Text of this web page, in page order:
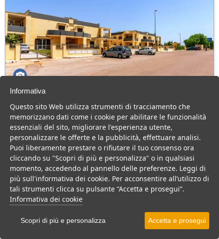
Puglia > Salento > Gallipoli
Residence a Gallipoli, vicinanza al mare e ai servizi principali,
ammessi animali.
Residence
VEDI SU MAPPA
INFO STRUTTURA
Informativa
Questo sito Web utilizza strumenti di tracciamento che
memorizzano dati come i cookie per abilitare le funzionalità
essenziali del sito, migliorare l'esperienza utente,
personalizzare le offerte e la pubblicità, effettuare analisi.
Puoi liberamente prestare o rifiutare il tuo consenso ora
cliccando su "Scopri di più e personalizza" o in qualsiasi
momento, accedendo al pannello delle preferenze. Leggi di
più sull'informativa dei cookie. Per acconsentire all’utilizzo di
tali strumenti clicca su pulsante “Accetta e prosegui”.
Informativa dei cookie
Scopri di più e personalizza Accetta e prosegui